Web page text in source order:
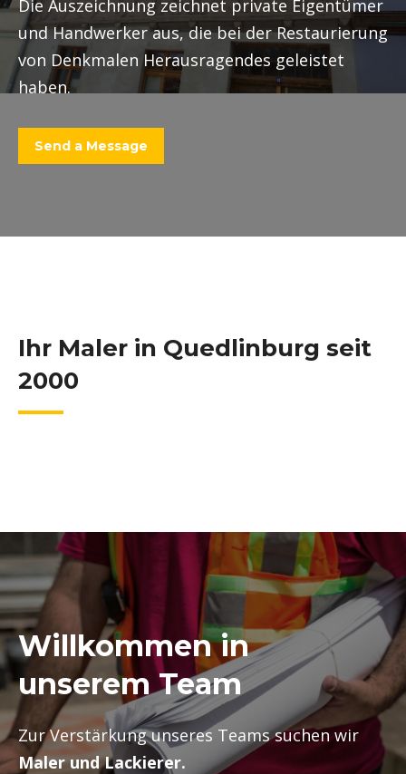
Die Auszeichnung zeichnet private Eigentümer
und Handwerker aus, die bei der Restaurierung
von Denkmalen Herausragendes geleistet
haben.
Send a Message
Ihr Maler in Quedlinburg seit
2000
Willkommen in
unserem Team
Zur Verstärkung unseres Teams suchen wir
Maler und Lackierer.